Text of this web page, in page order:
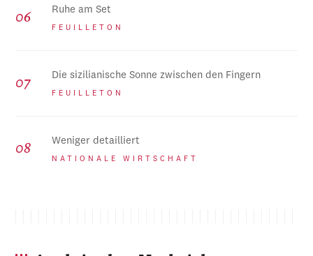
Ruhe am Set
FEUILLETON
Die sizilianische Sonne zwischen den Fingern
FEUILLETON
Weniger detailliert
NATIONALE WIRTSCHAFT